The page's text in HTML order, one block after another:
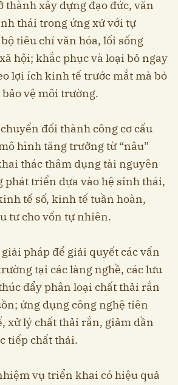
thành xây dựng đạo đức, văn
thái trong ứng xử với tự
tiêu chí văn hóa, lối sống
hội; khắc phục và loại bỏ ngay
lợi ích kinh tế trước mắt mà bỏ
vệ môi trường.
đổi thành công cơ cấu
hình tăng trưởng từ “nâu”
thác thâm dụng tài nguyên
triển dựa vào hệ sinh thái,
tế số, kinh tế tuần hoàn,
tư cho vốn tự nhiên.
giải pháp để giải quyết các vấn
tại các làng nghề, các lưu
đẩy phân loại chất thải rắn
ứng dụng công nghệ tiên
xử lý chất thải rắn, giảm dần
tiếp chất thải.
vụ triển khai có hiệu quả